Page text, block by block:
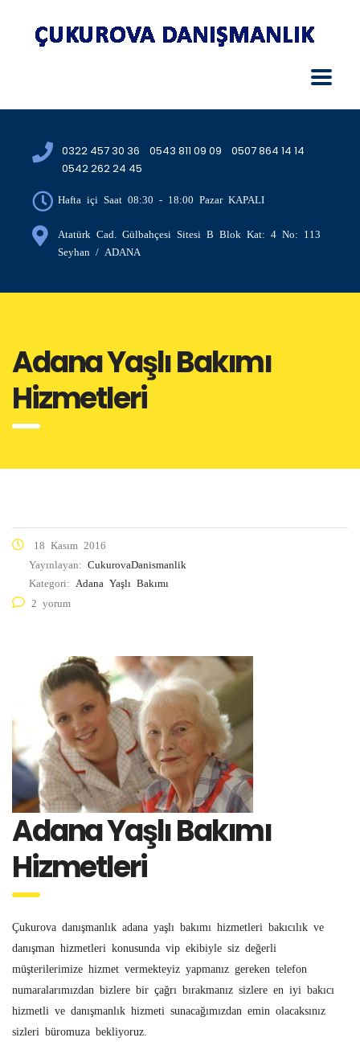
0322 457 30 36 0543 811 09 09
0507 864 14 14
0542 262 24 45
Hafta içi Saat 08:30 - 18:00 Pazar KAPALI
Atatürk Cad. Gülbahçesi Sitesi B Blok Kat: 4 No: 113
Seyhan / ADANA
Adana Yaşlı Bakımı
Hizmetleri
18 Kasım 2016
Yayınlayan: CukurovaDanismanlik
Kategori: Adana Yaşlı Bakımı
2 yorum
Adana Yaşlı Bakımı
Hizmetleri
Çukurova danışmanlık adana yaşlı bakımı hizmetleri bakıcılık ve
danışman hizmetleri konusunda vip ekibiyle siz değerli
müşterilerimize hizmet vermekteyiz yapmanız gereken telefon
numaralarımızdan bizlere bir çağrı bırakmanız sizlere en iyi bakıcı
hizmetli ve danışmanlık hizmeti sunacağımızdan emin olacaksınız
sizleri büromuza bekliyoruz.